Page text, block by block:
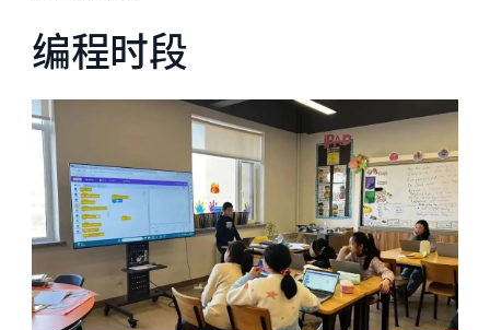
编程时段